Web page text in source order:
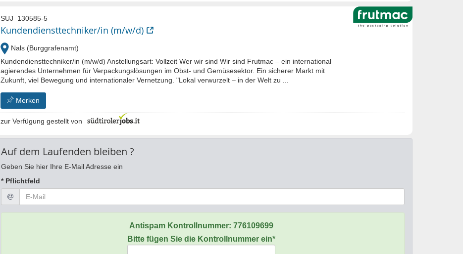
SUJ_130585-5
Kundendiensttechniker/in (m/w/d)
Nals (Burggrafenamt)
Kundendiensttechniker/in (m/w/d) Anstellungsart: Vollzeit Wer wir sind Wir sind Frutmac – ein international
agierendes Unternehmen für Verpackungslösungen im Obst- und Gemüsesektor. Ein sicherer Markt mit
Zukunft, viel Bewegung und internationaler Vernetzung. "Lokal verwurzelt – in der Welt zu ...
Merken
zur Verfügung gestellt von
Auf dem Laufenden bleiben ?
Geben Sie hier Ihre E-Mail Adresse ein
* Pflichtfeld
Antispam Kontrollnummer:776109699
Bitte fügen Sie die Kontrollnummer ein*